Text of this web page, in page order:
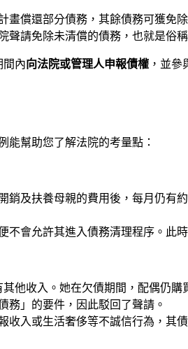
償還部分債務，其餘債務可獲免
聲請免除未清償的債務，也就是俗
間內向法院或管理人申報債權 ，並
能幫助您了解法院的考量點：
及扶養母親的費用後，每月仍有
會允許其進入債務清理程序。此
他收入。她在欠債期間，配偶仍
務」的要件，因此駁回了聲請。
入或生活奢侈等不誠信行為，其